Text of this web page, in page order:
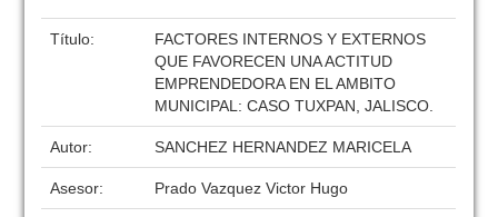
Título:
FACTORES INTERNOS Y EXTERNOS
QUE FAVORECEN UNA ACTITUD
EMPRENDEDORA EN EL AMBITO
MUNICIPAL: CASO TUXPAN, JALISCO.
Autor: SANCHEZ HERNANDEZ MARICELA
Asesor: Prado Vazquez Victor Hugo